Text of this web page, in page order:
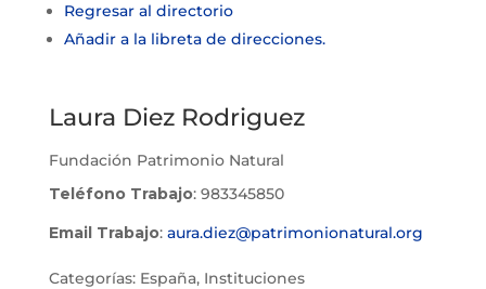
Regresar al directorio
Añadir a la libreta de direcciones.
Laura Diez Rodriguez
Fundación Patrimonio Natural
Teléfono Trabajo: 983345850
Email Trabajo: aura.diez@patrimonionatural.org
Categorías: España, Instituciones